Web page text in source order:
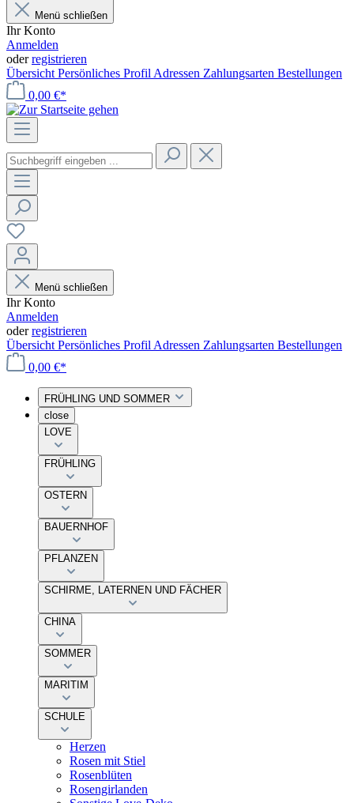
Menü schließen
Ihr Konto
Anmelden
oderregistrieren
Übersicht Persönliches Profil Adressen Zahlungsarten Bestellungen
0,00 €*
Menü schließen
Ihr Konto
Anmelden
oderregistrieren
Übersicht Persönliches Profil Adressen Zahlungsarten Bestellungen
0,00 €*
FRÜHLING UND SOMMER
close
LOVE
FRÜHLING
OSTERN
BAUERNHOF
PFLANZEN
SCHIRME, LATERNEN UND FÄCHER
CHINA
SOMMER
MARITIM
SCHULE
Herzen
Rosen mit Stiel
Rosenblüten
Rosengirlanden